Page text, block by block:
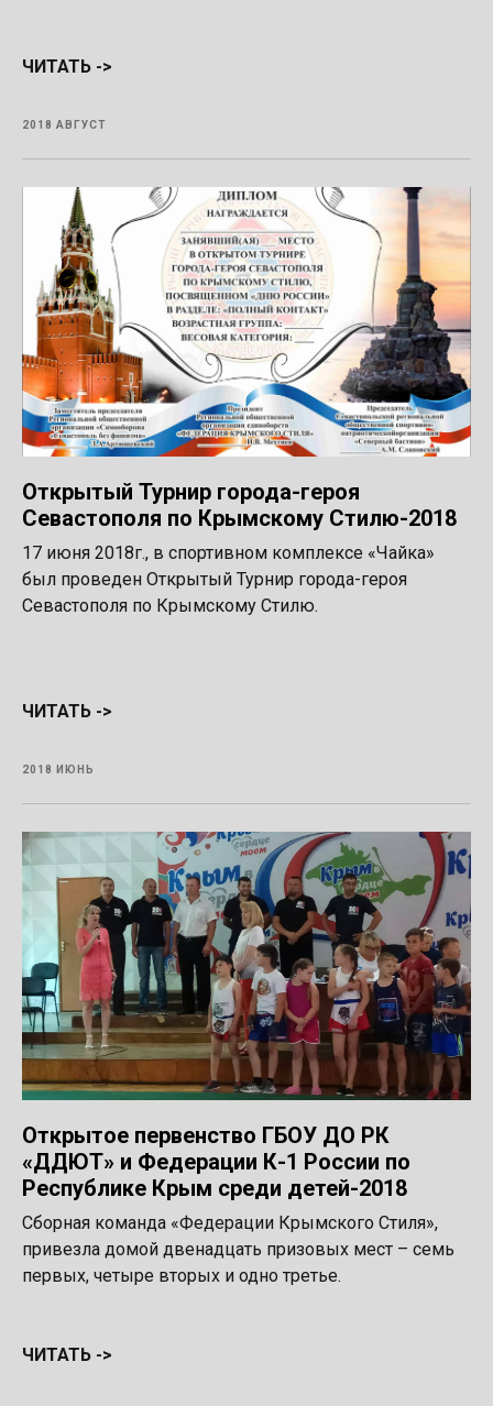
ЧИТАТЬ ->
2018 АВГУСТ
Открытый Турнир города-героя
Севастополя по Крымскому Стилю-2018
17 июня 2018г., в спортивном комплексе «Чайка»
был проведен Открытый Турнир города-героя
Севастополя по Крымскому Стилю.
ЧИТАТЬ ->
2018 ИЮНЬ
Открытое первенство ГБОУ ДО РК
«ДДЮТ» и Федерации К-1 России по
Республике Крым среди детей-2018
Сборная команда «Федерации Крымского Стиля»,
привезла домой двенадцать призовых мест – семь
первых, четыре вторых и одно третье.
ЧИТАТЬ ->